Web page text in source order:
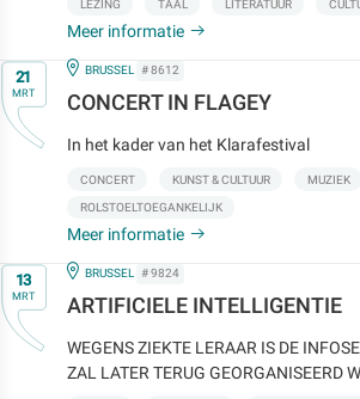
LEZING TAAL LITERATUUR
Meer informatie
Op21
MRT
IN
BRUSSEL # 8612
CONCERT IN FLAGEY
In het kader van het Klarafestival
CONCERT KUNST & CULTUUR MUZIEK
ROLSTOELTOEGANKELIJK
Meer informatie
Op13
MRT
IN
BRUSSEL # 9824
ARTIFICIELE INTELLIGENTIE
WEGENS ZIEKTE LERAAR IS DE
ZAL LATER TERUG GEORGANISEERD